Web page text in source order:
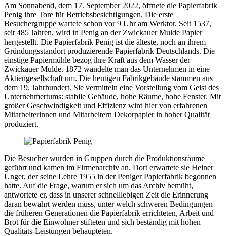
Am Sonnabend, dem 17. September 2022, öffnete die Papierfabrik
Penig ihre Tore für Betriebsbesichtigungen. Die erste
Besuchergruppe wartete schon vor 9 Uhr am Werktor. Seit 1537,
seit 485 Jahren, wird in Penig an der Zwickauer Mulde Papier
hergestellt. Die Papierfabrik Penig ist die älteste, noch an ihrem
Gründungsstandort produzierende Papierfabrik Deutschlands. Die
einstige Papiermühle bezog ihre Kraft aus dem Wasser der
Zwickauer Mulde. 1872 wandelte man das Unternehmen in eine
Aktiengesellschaft um. Die heutigen Fabrikgebäude stammen aus
dem 19. Jahrhundert. Sie vermitteln eine Vorstellung vom Geist des
Unternehmertums: stabile Gebäude, hohe Räume, hohe Fenster. Mit
großer Geschwindigkeit und Effizienz wird hier von erfahrenen
Mitarbeiterinnen und Mitarbeitern Dekorpapier in hoher Qualität
produziert.
Die Besucher wurden in Gruppen durch die Produktionsräume
geführt und kamen im Firmenarchiv an. Dort erwartete sie Heiner
Unger, der seine Lehre 1955 in der Peniger Papierfabrik begonnen
hatte. Auf die Frage, warum er sich um das Archiv bemüht,
antwortete er, dass in unserer schnelllebigen Zeit die Erinnerung
daran bewahrt werden muss, unter welch schweren Bedingungen
die früheren Generationen die Papierfabrik errichteten, Arbeit und
Brot für die Einwohner stifteten und sich beständig mit hohen
Qualitäts-Leistungen behaupteten.